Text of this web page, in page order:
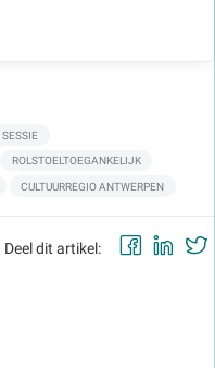
SESSIE
ROLSTOELTOEGANKELIJK
CULTUURREGIO ANTWERPEN
Deel dit artikel: